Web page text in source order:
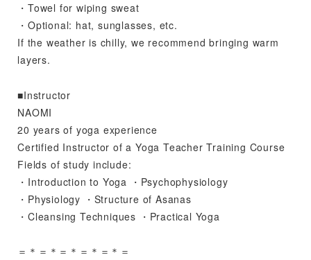
・Towel for wiping sweat
・Optional: hat, sunglasses, etc.
If the weather is chilly, we recommend bringing warm
layers.
■Instructor
NAOMI
20 years of yoga experience
Certified Instructor of a Yoga Teacher Training Course
Fields of study include:
・Introduction to Yoga ・Psychophysiology
・Physiology ・Structure of Asanas
・Cleansing Techniques ・Practical Yoga
＝＊＝＊＝＊＝＊＝＊＝